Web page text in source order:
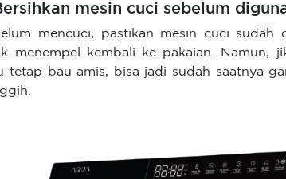
mesin cuci sebelum
mencuci, pastikan mesin cuci sudah
menempel kembali ke pakaian. Namun,
tetap bau amis, bisa jadi sudah saatnya